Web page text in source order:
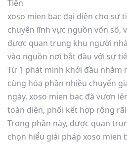
xoso mien bac đại diện cho sự
chuyên lĩnh vực nguồn vốn số,
được quan trung khu người
vào nguồn nơi bắt đầu với sự
Từ 1 phát minh khởi đầu nhằm
cùng hóa phần nhiều chuyển
ngày, xoso mien bac đã vươn
toàn diện, phối kết hợp rộng
Trong phần này, được quan
chọn hiểu giải pháp xoso mien